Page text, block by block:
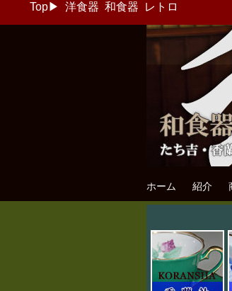
Top▶ 洋食器 和食器 レトロ
和食器
たち吉・香蘭社・
ホーム 紹介